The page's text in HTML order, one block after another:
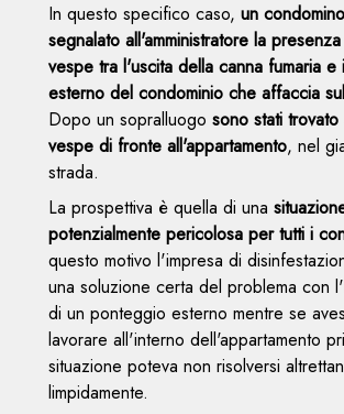
In questo specifico caso, un
segnalato all'amministratore la
vespe tra l'uscita della canna fumaria e
esterno del condominio che affaccia
Dopo un sopralluogo sono stati
vespe di fronte all'appartamento, nel
strada.
La prospettiva è quella di una
potenzialmente pericolosa per tutti i
questo motivo l'impresa di
una soluzione certa del problema con
di un ponteggio esterno mentre se
lavorare all'interno dell'appartamento
situazione poteva non risolversi
limpidamente.